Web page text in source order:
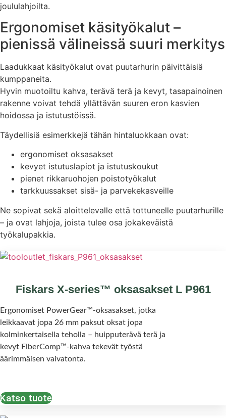
joululahjoilta.
Ergonomiset käsityökalut –
pienissä välineissä suuri merkitys
Laadukkaat käsityökalut ovat puutarhurin päivittäisiä
kumppaneita.
Hyvin muotoiltu kahva, terävä terä ja kevyt, tasapainoinen
rakenne voivat tehdä yllättävän suuren eron kasvien
hoidossa ja istutustöissä.
Täydellisiä esimerkkejä tähän hintaluokkaan ovat:
ergonomiset oksasakset
kevyet istutuslapiot ja istutuskoukut
pienet rikkaruohojen poistotyökalut
tarkkuussakset sisä- ja parvekekasveille
Ne sopivat sekä aloittelevalle että tottuneelle puutarhurille
– ja ovat lahjoja, joista tulee osa jokakeväistä
työkalupakkia.
Fiskars X-series™ oksasakset L P961
Ergonomiset PowerGear™-oksasakset, jotka
leikkaavat jopa 26 mm paksut oksat jopa
kolminkertaisella teholla – huipputerävä terä ja
kevyt FiberComp™-kahva tekevät työstä
äärimmäisen vaivatonta.
Katso tuote